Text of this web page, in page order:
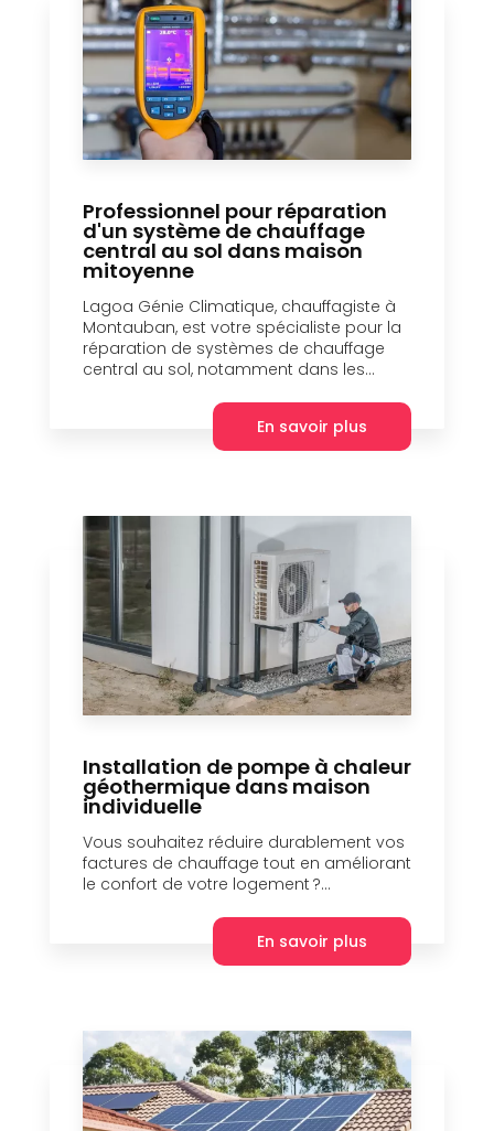
Professionnel pour réparation
d'un système de chauffage
central au sol dans maison
mitoyenne
Lagoa Génie Climatique, chauffagiste à
Montauban, est votre spécialiste pour la
réparation de systèmes de chauffage
central au sol, notamment dans les...
En savoir plus
Installation de pompe à chaleur
géothermique dans maison
individuelle
Vous souhaitez réduire durablement vos
factures de chauffage tout en améliorant
le confort de votre logement ?...
En savoir plus